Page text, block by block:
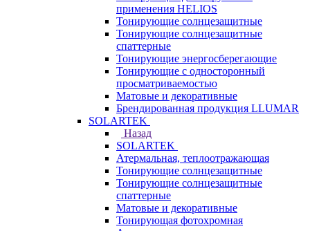
применения HELIOS
Тонирующие солнцезащитные
Тонирующие солнцезащитные
спаттерные
Тонирующие энергосберегающие
Тонирующие с односторонный
просматриваемостью
Матовые и декоративные
Брендированная продукция LLUMAR
SOLARTEK
Назад
SOLARTEK
Атермальная, теплоотражающая
Тонирующие солнцезащитные
Тонирующие солнцезащитные
спаттерные
Матовые и декоративные
Тонирующая фотохромная